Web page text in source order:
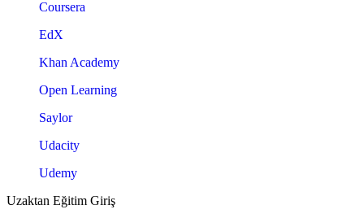
Coursera
EdX
Khan Academy
Open Learning
Saylor
Udacity
Udemy
Uzaktan Eğitim Giriş